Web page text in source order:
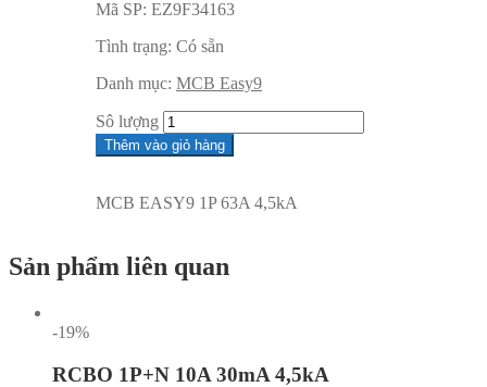
Mã SP: EZ9F34163
Tình trạng: Có sẵn
Danh mục: MCB Easy9
Sô lượng
Thêm vào giỏ hàng
MCB EASY9 1P 63A 4,5kA
Sản phẩm liên quan
-19%
RCBO 1P+N 10A 30mA 4,5kA